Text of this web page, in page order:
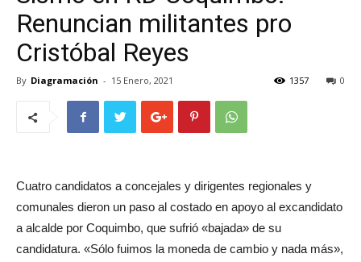
Renuncian militantes pro
Cristóbal Reyes
By Diagramación - 15 Enero, 2021 0
1357
Cuatro candidatos a concejales y dirigentes regionales y
comunales dieron un paso al costado en apoyo al excandidato
a alcalde por Coquimbo, que sufrió «bajada» de su
candidatura. «Sólo fuimos la moneda de cambio y nada más»,